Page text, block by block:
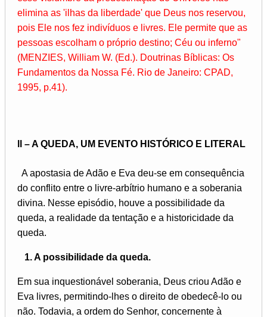
elimina as 'ilhas da liberdade' que Deus nos reservou,
pois Ele nos fez indivíduos e livres. Ele permite que as
pessoas escolham o próprio destino; Céu ou inferno"
(MENZIES, William W. (Ed.). Doutrinas Bíblicas: Os
Fundamentos da Nossa Fé. Rio de Janeiro: CPAD,
1995, p.41).
ll – A QUEDA, UM EVENTO HISTÓRICO E LITERAL
A apostasia de Adão e Eva deu-se em consequência
do conflito entre o livre-arbítrio humano e a soberania
divina. Nesse episódio, houve a possibilidade da
queda, a realidade da tentação e a historicidade da
queda.
1. A possibilidade da queda.
Em sua inquestionável soberania, Deus criou Adão e
Eva livres, permitindo-lhes o direito de obedecê-lo ou
não. Todavia, a ordem do Senhor, concernente à